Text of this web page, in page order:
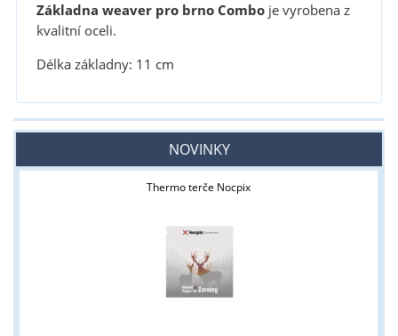
Základna weaver pro brno Comboje vyrobena z
kvalitní oceli.
Délka základny: 11 cm
NOVINKY
Thermo terče Nocpix